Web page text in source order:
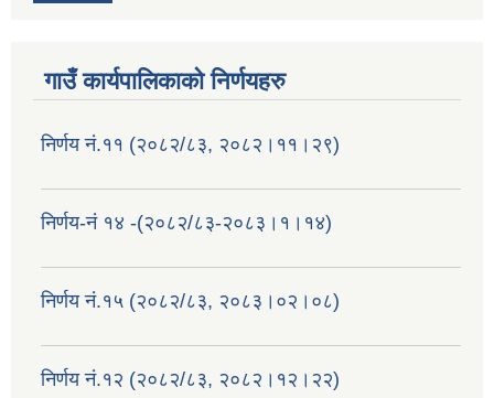
गाउँ कार्यपालिकाको निर्णयहरु
निर्णय नं.११ (२०८२/८३, २०८२।११।२९)
निर्णय-नं १४ -(२०८२/८३-२०८३।१।१४)
निर्णय नं.१५ (२०८२/८३, २०८३।०२।०८)
निर्णय नं.१२ (२०८२/८३, २०८२।१२।२२)